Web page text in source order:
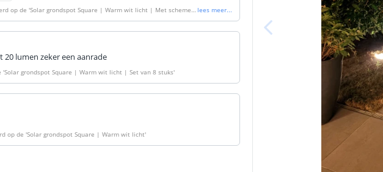
op de 'Solar grondspot Square | Warm wit licht | Met schemers lees meer...
lumen zeker een aanrade
'Solar grondspot Square | Warm wit licht | Set van 8 stuks'
op de 'Solar grondspot Square | Warm wit licht'